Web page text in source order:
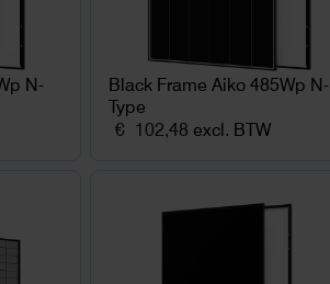
N-
Black Frame Aiko 485Wp N-
Type
€ 102,48 excl. BTW